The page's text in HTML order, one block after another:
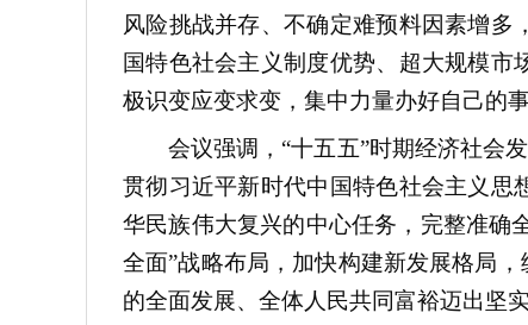
风险挑战并存、不确定难预料因素增
国特色社会主义制度优势、超大规模
极识变应变求变，集中力量办好自己的
会议强调，“十五五”时期经济社会
贯彻习近平新时代中国特色社会主义思
华民族伟大复兴的中心任务，完整准确
全面”战略布局，加快构建新发展格局
的全面发展、全体人民共同富裕迈出坚